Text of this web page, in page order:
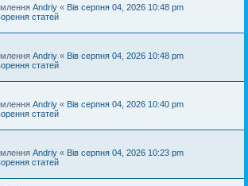
Andriy « Вів серпня 04, 2026 10:48 pm
статей
Andriy « Вів серпня 04, 2026 10:48 pm
статей
Andriy « Вів серпня 04, 2026 10:40 pm
статей
Andriy « Вів серпня 04, 2026 10:23 pm
статей